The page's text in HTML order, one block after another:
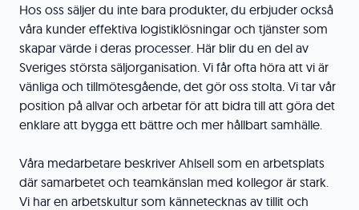
Hos oss säljer du inte bara produkter, du erbjuder också
våra kunder effektiva logistiklösningar och tjänster som
skapar värde i deras processer. Här blir du en del av
Sveriges största säljorganisation. Vi får ofta höra att vi är
vänliga och tillmötesgående, det gör oss stolta. Vi tar vår
position på allvar och arbetar för att bidra till att göra det
enklare att bygga ett bättre och mer hållbart samhälle.
Våra medarbetare beskriver Ahlsell som en arbetsplats
där samarbetet och teamkänslan med kollegor är stark.
Vi har en arbetskultur som kännetecknas av tillit och